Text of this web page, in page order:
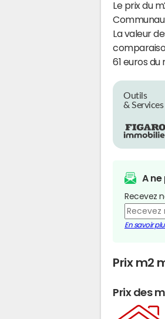
Le prix du
La valeur
61 euros du
Outils
& Services
A
Recevez
En savoir
Prix m2
Prix des